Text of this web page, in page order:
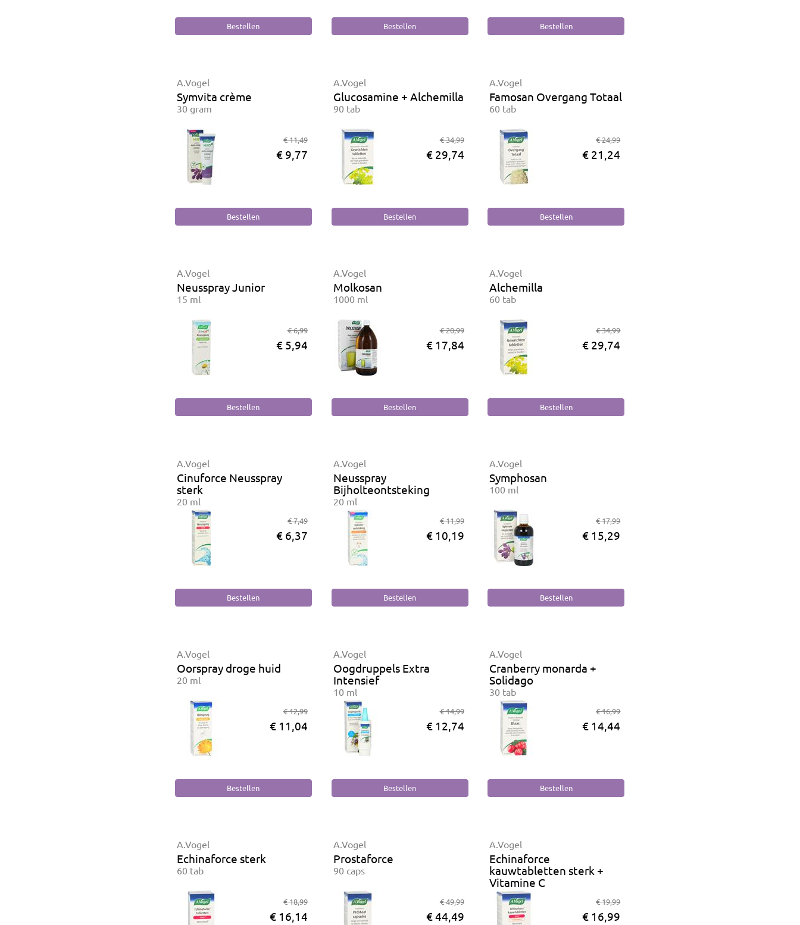
A.Vogel
Symvita crème
30 gram
€ 11,49
€ 9,77
A.Vogel
Glucosamine + Alchemilla
90 tab
€ 34,99
€ 29,74
A.Vogel
Famosan Overgang Totaal
60 tab
€ 24,99
€ 21,24
A.Vogel
Neusspray Junior
15 ml
€ 6,99
€ 5,94
A.Vogel
Molkosan
1000 ml
€ 20,99
€ 17,84
A.Vogel
Alchemilla
60 tab
€ 34,99
€ 29,74
A.Vogel
Cinuforce Neusspray
sterk
20 ml
€ 7,49
€ 6,37
A.Vogel
Neusspray
Bijholteontsteking
20 ml
€ 11,99
€ 10,19
A.Vogel
Symphosan
100 ml
€ 17,99
€ 15,29
A.Vogel
Oorspray droge huid
20 ml
€ 12,99
€ 11,04
A.Vogel
Oogdruppels Extra
Intensief
10 ml
€ 14,99
€ 12,74
A.Vogel
Cranberry monarda +
Solidago
30 tab
€ 16,99
€ 14,44
A.Vogel
Echinaforce sterk
60 tab
€ 18,99
€ 16,14
A.Vogel
Prostaforce
90 caps
€ 49,99
€ 44,49
A.Vogel
Echinaforce
kauwtabletten sterk +
Vitamine C
60 kauwtab
€ 19,99
€ 16,99